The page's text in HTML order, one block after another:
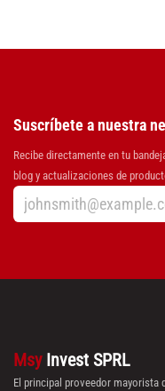
Suscríbete a nuestra
Recibe directamente en tu
blog y actualizaciones de
Msy Invest SPRL
El principal proveedor mayorista